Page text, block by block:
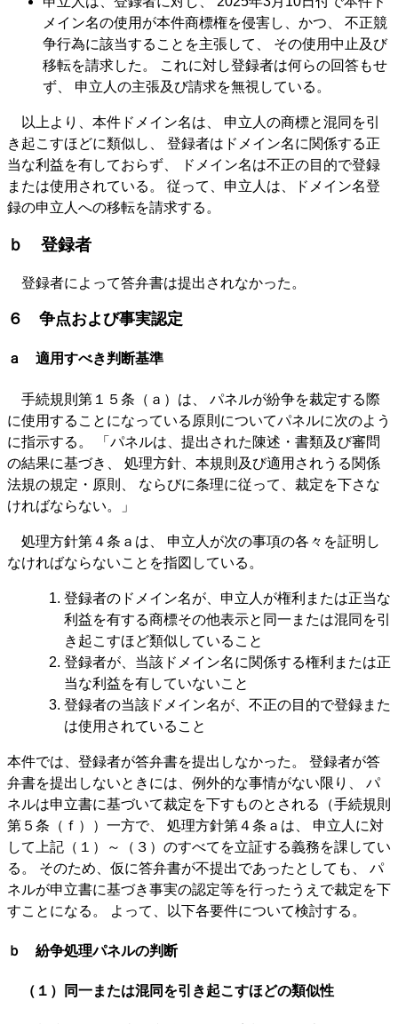
メイン名の使用が本件商標権を侵害し、かつ、 不正競
争行為に該当することを主張して、 その使用中止及び
移転を請求した。 これに対し登録者は何らの回答もせ
ず、 申立人の主張及び請求を無視している。
以上より、本件ドメイン名は、 申立人の商標と混同を引
き起こすほどに類似し、 登録者はドメイン名に関係する正
当な利益を有しておらず、 ドメイン名は不正の目的で登録
または使用されている。 従って、申立人は、ドメイン名登
録の申立人への移転を請求する。
ｂ 登録者
登録者によって答弁書は提出されなかった。
６ 争点および事実認定
ａ 適用すべき判断基準
手続規則第１５条（ａ）は、 パネルが紛争を裁定する際
に使用することになっている原則についてパネルに次のよう
に指示する。 「パネルは、提出された陳述・書類及び審問
の結果に基づき、 処理方針、本規則及び適用されうる関係
法規の規定・原則、 ならびに条理に従って、裁定を下さな
ければならない。」
処理方針第４条ａは、 申立人が次の事項の各々を証明し
なければならないことを指図している。
登録者のドメイン名が、申立人が権利または正当な
利益を有する商標その他表示と同一または混同を引
き起こすほど類似していること
登録者が、当該ドメイン名に関係する権利または正
当な利益を有していないこと
登録者の当該ドメイン名が、不正の目的で登録また
は使用されていること
本件では、登録者が答弁書を提出しなかった。 登録者が答
弁書を提出しないときには、例外的な事情がない限り、 パ
ネルは申立書に基づいて裁定を下すものとされる（手続規則
第５条（ｆ））一方で、 処理方針第４条ａは、 申立人に対
して上記（１）～（３）のすべてを立証する義務を課してい
る。 そのため、仮に答弁書が不提出であったとしても、 パ
ネルが申立書に基づき事実の認定等を行ったうえで裁定を下
すことになる。 よって、以下各要件について検討する。
ｂ 紛争処理パネルの判断
（１）同一または混同を引き起こすほどの類似性